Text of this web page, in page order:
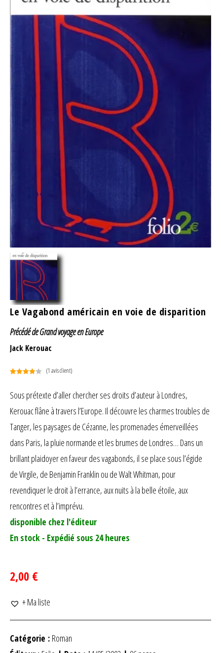
Le Vagabond américain en voie de disparition
Précédé de Grand voyage en Europe
Jack Kerouac
basé
sur
client
(1 avis client)
Sous prétexte d’aller chercher ses droits d’auteur à Londres,
Kerouac flâne à travers l’Europe. Il découvre les charmes troubles de
Tanger, les paysages de Cézanne, les promenades émerveillées
dans Paris, la pluie normande et les brumes de Londres… Dans un
brillant plaidoyer en faveur des vagabonds, il se place sous l’égide
de Virgile, de Benjamin Franklin ou de Walt Whitman, pour
revendiquer le droit à l’errance, aux nuits à la belle étoile, aux
rencontres et à l’imprévu.
disponible chez l'éditeur
En stock - Expédié sous 24 heures
2,00 €
+ Ma liste
Catégorie : Roman